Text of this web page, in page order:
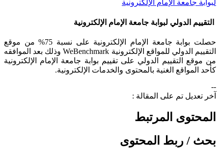
لبوابة جامعة الإمام الإلكترونية
التقييم الدولي لبوابة جامعة الإمام الإلكترونية
​حصلت بوابة جامعة الإمام الإلكترونية على نسبة 75% من موقع
التقييم الدولي للمواقع الإلكترونية WeBenchmark وذلك بعد الموافقه
من موقع التقييم الدولي على تقييم بوابة جامعة الإمام الإلكترونية
كأحد المواقع الغنية بالمحتوى والخدمات الإلكترونية.
--
آخر تعديل تم على المقالة :
المحتوى المرتبط
بحث / ربط المحتوى